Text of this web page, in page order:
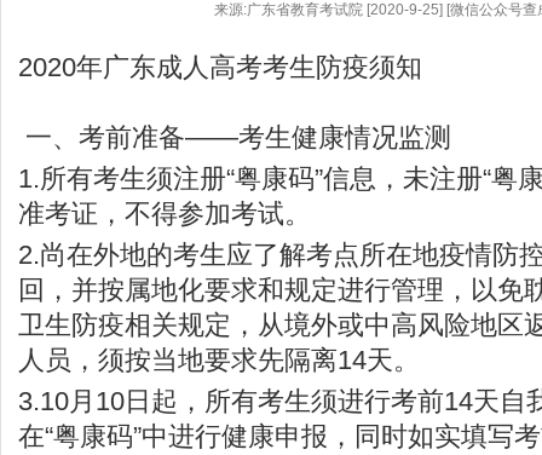
来源:广东省教育考试院 [2020-9-25] [微信公众号查
2020年广东成人高考考生防疫须知
一、考前准备——考生健康情况监测
1.所有考生须注册“粤康码”信息，未注册“粤
准考证，不得参加考试。
2.尚在外地的考生应了解考点所在地疫情防
回，并按属地化要求和规定进行管理，以免
卫生防疫相关规定，从境外或中高风险地区
人员，须按当地要求先隔离14天。
3.10月10日起，所有考生须进行考前14天自
在“粤康码”中进行健康申报，同时如实填写